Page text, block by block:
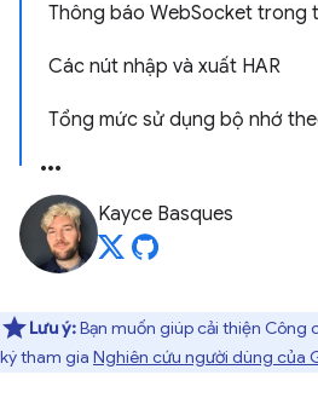
Thông báo WebSocket trong
Các nút nhập và xuất HAR
Tổng mức sử dụng bộ nhớ
Kayce Basques
Lưu ý:Bạn muốn giúp cải thiện Công
ký tham gia Nghiên cứu người dùng của